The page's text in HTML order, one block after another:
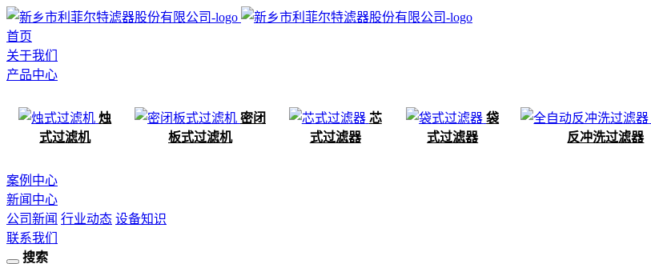
首页
关于我们
产品中心
烛
式过滤机
密闭
板式过滤机
芯
式过滤器
袋
式过滤器
反冲洗过滤器
案例中心
新闻中心
公司新闻 行业动态 设备知识
联系我们
搜索